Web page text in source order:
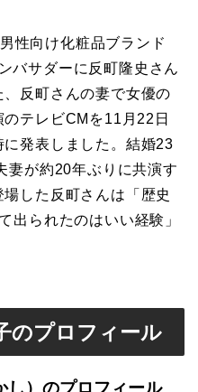
性向け化粧品ブランド
バサダーに反町隆史さん
反町さんの妻で女優の
テレビCMを11月22日
発表しました。結婚23
妻が約20年ぶりに共演す
した反町さんは「歴史
出られたのはいい経験」
のプロフィール
し）のプロフィール